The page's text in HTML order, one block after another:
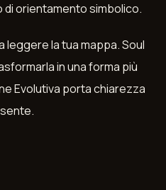
orientamento simbolico.
leggere la tua mappa. Soul
in una forma più
Evolutiva porta chiarezza